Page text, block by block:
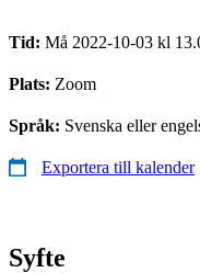
Tid: Må 2022-10-03 kl
Plats: Zoom
Språk: Svenska eller
Exportera till kalender
Syfte